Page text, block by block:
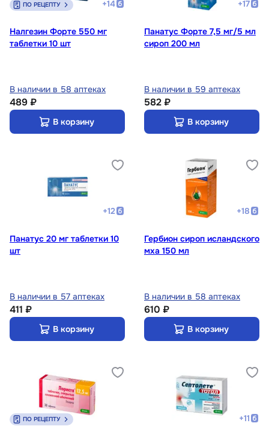
ПО РЕЦЕПТУ +14
Налгезин Форте 550 мг
таблетки 10 шт
В наличии в 58 аптеках
489 ₽
В корзину
+17
Панатус Форте 7,5 мг/5 мл
сироп 200 мл
В наличии в 59 аптеках
582 ₽
В корзину
+12
Панатус 20 мг таблетки 10
шт
В наличии в 57 аптеках
411 ₽
В корзину
+18
Гербион сироп исландского
мха 150 мл
В наличии в 58 аптеках
610 ₽
В корзину
ПО РЕЦЕПТУ +11